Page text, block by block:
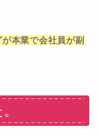
が本業で会社員が副